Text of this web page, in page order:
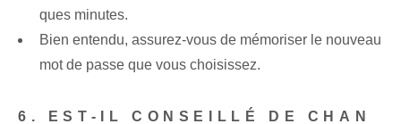
ques minutes.
Bien entendu, assurez-vous de mémoriser le nouveau
mot de passe que vous choisissez.
6. EST-IL CONSEILLÉ DE CHAN